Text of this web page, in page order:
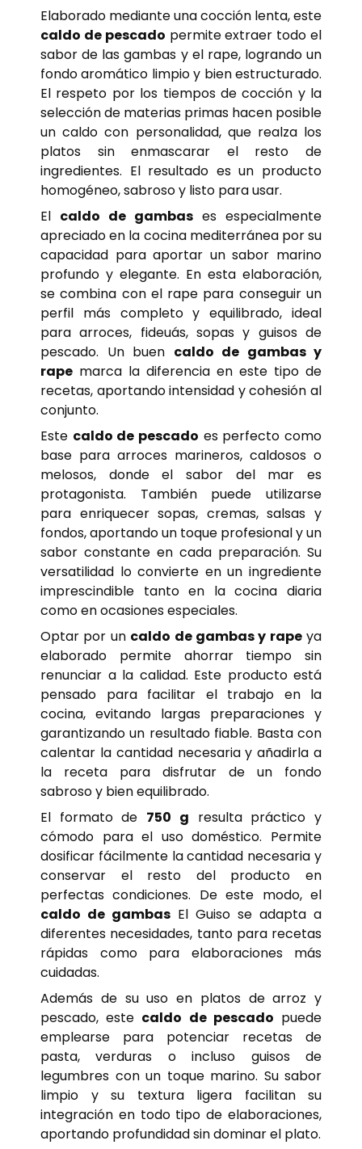
Elaborado mediante una cocción lenta, este
caldo de pescado permite extraer todo el
sabor de las gambas y el rape, logrando un
fondo aromático limpio y bien estructurado.
El respeto por los tiempos de cocción y la
selección de materias primas hacen posible
un caldo con personalidad, que realza los
platos sin enmascarar el resto de
ingredientes. El resultado es un producto
homogéneo, sabroso y listo para usar.
El caldo de gambas es especialmente
apreciado en la cocina mediterránea por su
capacidad para aportar un sabor marino
profundo y elegante. En esta elaboración,
se combina con el rape para conseguir un
perfil más completo y equilibrado, ideal
para arroces, fideuás, sopas y guisos de
pescado. Un buen caldo de gambas y
rape marca la diferencia en este tipo de
recetas, aportando intensidad y cohesión al
conjunto.
Este caldo de pescado es perfecto como
base para arroces marineros, caldosos o
melosos, donde el sabor del mar es
protagonista. También puede utilizarse
para enriquecer sopas, cremas, salsas y
fondos, aportando un toque profesional y un
sabor constante en cada preparación. Su
versatilidad lo convierte en un ingrediente
imprescindible tanto en la cocina diaria
como en ocasiones especiales.
Optar por un caldo de gambas y rapeya
elaborado permite ahorrar tiempo sin
renunciar a la calidad. Este producto está
pensado para facilitar el trabajo en la
cocina, evitando largas preparaciones y
garantizando un resultado fiable. Basta con
calentar la cantidad necesaria y añadirla a
la receta para disfrutar de un fondo
sabroso y bien equilibrado.
El formato de 750 g resulta práctico y
cómodo para el uso doméstico. Permite
dosificar fácilmente la cantidad necesaria y
conservar el resto del producto en
perfectas condiciones. De este modo, el
caldo de gambas El Guiso se adapta a
diferentes necesidades, tanto para recetas
rápidas como para elaboraciones más
cuidadas.
Además de su uso en platos de arroz y
pescado, este caldo de pescado puede
emplearse para potenciar recetas de
pasta, verduras o incluso guisos de
legumbres con un toque marino. Su sabor
limpio y su textura ligera facilitan su
integración en todo tipo de elaboraciones,
aportando profundidad sin dominar el plato.